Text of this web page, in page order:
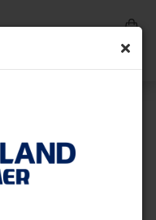
pro Seite
Seite